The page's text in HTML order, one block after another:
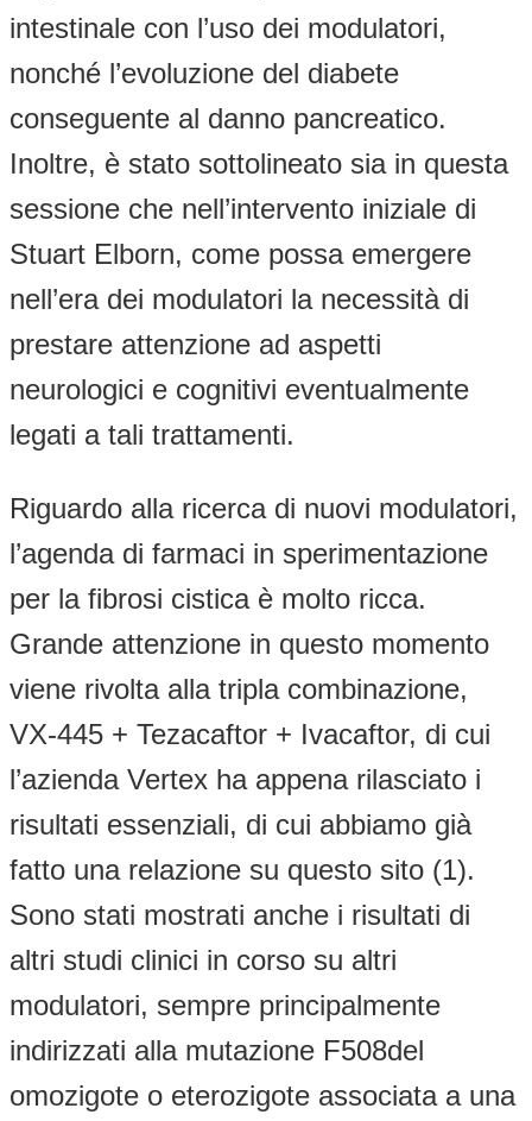
intestinale con l’uso dei modulatori,
nonché l’evoluzione del diabete
conseguente al danno pancreatico.
Inoltre, è stato sottolineato sia in questa
sessione che nell’intervento iniziale di
Stuart Elborn, come possa emergere
nell’era dei modulatori la necessità di
prestare attenzione ad aspetti
neurologici e cognitivi eventualmente
legati a tali trattamenti.
Riguardo alla ricerca di nuovi modulatori,
l’agenda di farmaci in sperimentazione
per la fibrosi cistica è molto ricca.
Grande attenzione in questo momento
viene rivolta alla tripla combinazione,
VX-445 + Tezacaftor + Ivacaftor, di cui
l’azienda Vertex ha appena rilasciato i
risultati essenziali, di cui abbiamo già
fatto una relazione su questo sito (1).
Sono stati mostrati anche i risultati di
altri studi clinici in corso su altri
modulatori, sempre principalmente
indirizzati alla mutazione F508del
omozigote o eterozigote associata a una